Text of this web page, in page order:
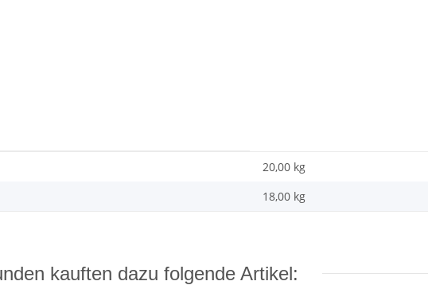
20,00 kg
18,00 kg
kauften dazu folgende Artikel: